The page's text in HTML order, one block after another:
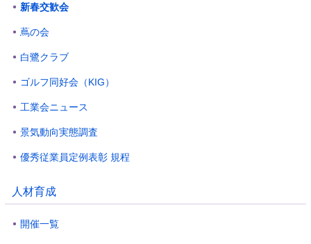
新春交歓会
蔦の会
白鷺クラブ
ゴルフ同好会（KIG）
工業会ニュース
景気動向実態調査
優秀従業員定例表彰 規程
人材育成
開催一覧